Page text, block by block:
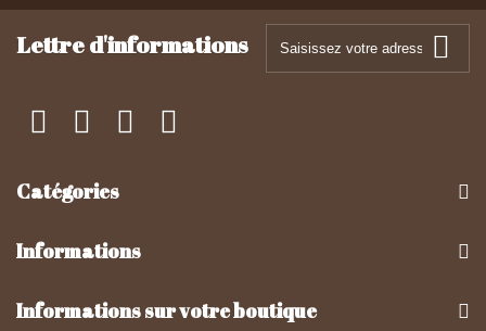
Lettre d'informations
Catégories
Informations
Informations sur votre boutique